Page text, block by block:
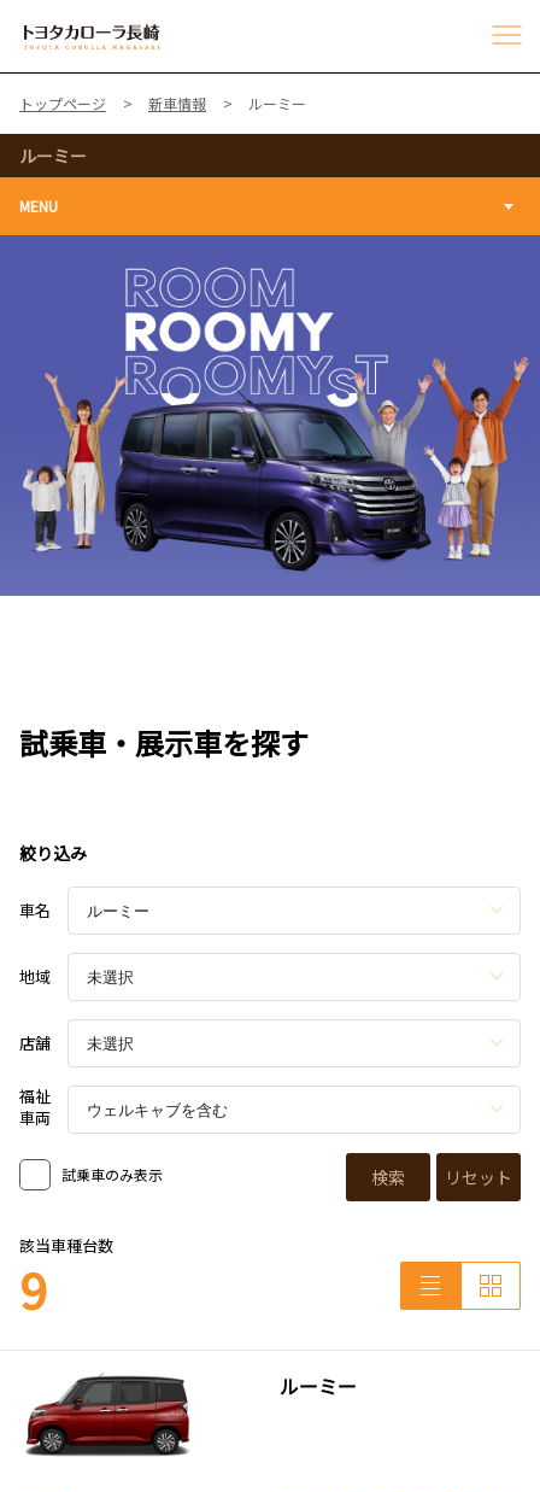
トップページ 新車情報 ルーミー
ルーミー
MENU
試乗車・展示車を探す
絞り込み
車名
地域
店舗
福祉
車両
試乗車のみ表示 検索 リセット
該当車種台数
9
ルーミー